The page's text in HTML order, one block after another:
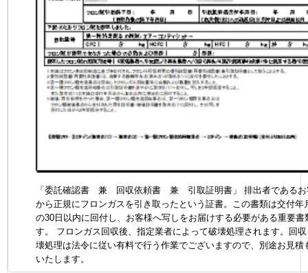
「委託確認書 兼 回収依頼書 兼 引取証明書」 排出者であるお
から正規にフロンガスを引き取ったという証書。この書類は交付年
の30日以内に回付し、お客様へ写しをお届けする必要がある重要書
す。 フロンガス回収後、指定業者によって破壊処理されます。回
壊処理は法令に従い有料で行う作業でございますので、別途お見積
いたします。